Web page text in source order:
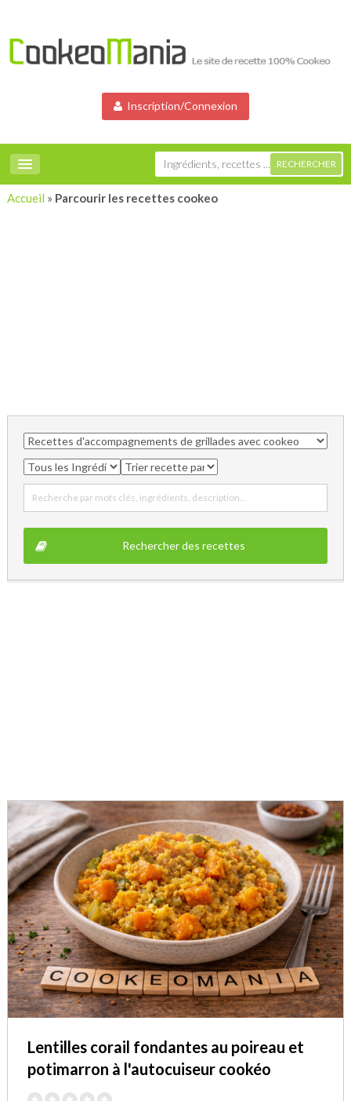
Inscription/Connexion
Accueil » Parcourir les recettes cookeo
Recherche par mots clés, ingrédients, description...
Lentilles corail fondantes au poireau et
potimarron à l'autocuiseur cookéo